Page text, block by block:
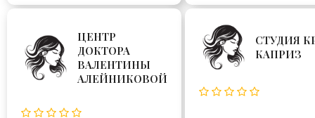
ЦЕНТР
ДОКТОРА
ВАЛЕНТИНЫ
АЛЕЙНИКОВОЙ
СТУДИЯ
КАПРИЗ